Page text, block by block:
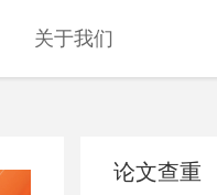
关于我们
论文查重